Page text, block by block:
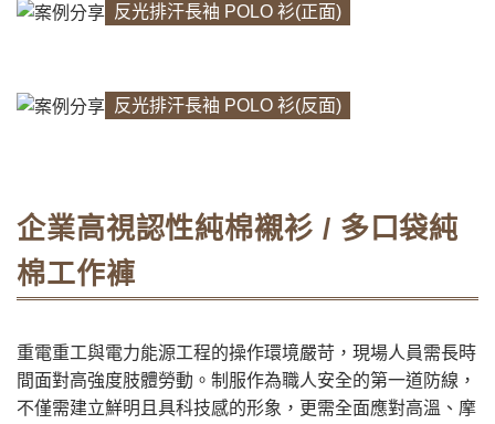
反光排汗長袖 POLO 衫(正面)
反光排汗長袖 POLO 衫(反面)
企業高視認性純棉襯衫 / 多口袋純
棉工作褲
重電重工與電力能源工程的操作環境嚴苛，現場人員需長時
間面對高強度肢體勞動。制服作為職人安全的第一道防線，
不僅需建立鮮明且具科技感的形象，更需全面應對高溫、摩